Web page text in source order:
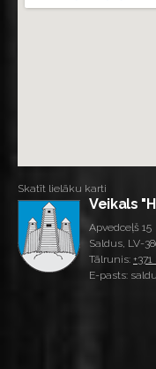
Skatīt lielāku karti
Veikals
Apvedceļš 15
Saldus, LV-
Tālrunis: +371
E-pasts: